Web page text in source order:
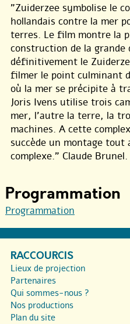
"Zuiderzee symbolise le
hollandais contre la mer
terres. Le film montre la
construction de la grande
définitivement le
filmer le point culminant
où la mer se précipite à
Joris Ivens utilise trois
mer, l’autre la terre, la
machines. A cette
succède un montage
complexe." Claude Brunel.
Programmation
Programmation
RACCOURCIS
Lieux de projection
Partenaires
Qui sommes-nous ?
Nos productions
Plan du site